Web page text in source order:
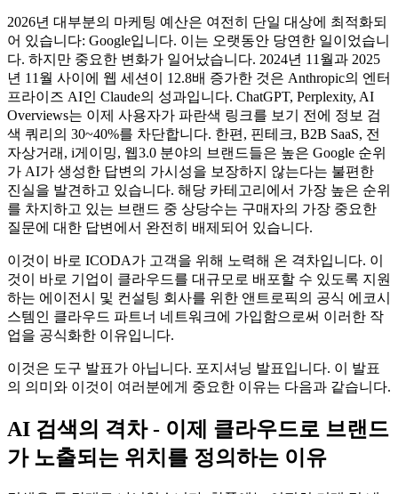
2026년 대부분의 마케팅 예산은 여전히 단일 대상에 최적화되
어 있습니다: Google입니다. 이는 오랫동안 당연한 일이었습니
다. 하지만 중요한 변화가 일어났습니다. 2024년 11월과 2025
년 11월 사이에 웹 세션이 12.8배 증가한 것은 Anthropic의 엔터
프라이즈 AI인 Claude의 성과입니다. ChatGPT, Perplexity, AI
Overviews는 이제 사용자가 파란색 링크를 보기 전에 정보 검
색 쿼리의 30~40%를 차단합니다. 한편, 핀테크, B2B SaaS, 전
자상거래, i게이밍, 웹3.0 분야의 브랜드들은 높은 Google 순위
가 AI가 생성한 답변의 가시성을 보장하지 않는다는 불편한
진실을 발견하고 있습니다. 해당 카테고리에서 가장 높은 순위
를 차지하고 있는 브랜드 중 상당수는 구매자의 가장 중요한
질문에 대한 답변에서 완전히 배제되어 있습니다.
이것이 바로 ICODA가 고객을 위해 노력해 온 격차입니다. 이
것이 바로 기업이 클라우드를 대규모로 배포할 수 있도록 지원
하는 에이전시 및 컨설팅 회사를 위한 앤트로픽의 공식 에코시
스템인 클라우드 파트너 네트워크에 가입함으로써 이러한 작
업을 공식화한 이유입니다.
이것은 도구 발표가 아닙니다. 포지셔닝 발표입니다. 이 발표
의 의미와 이것이 여러분에게 중요한 이유는 다음과 같습니다.
AI 검색의 격차 - 이제 클라우드로 브랜드
가 노출되는 위치를 정의하는 이유